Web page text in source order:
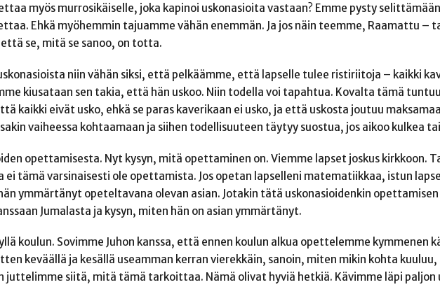
myös murrosikäiselle, joka kapinoi uskonasioita vastaan? Emme pysty
Ehkä myöhemmin tajuamme vähän enemmän. Ja jos näin teemme, Raamattu –
se, mitä se sanoo, on totta.
niin vähän siksi, että pelkäämme, että lapselle tulee ristiriitoja – kaikki
kiusataan sen takia, että hän uskoo. Niin todella voi tapahtua. Kovalta tämä
kaikki eivät usko, ehkä se paras kaverikaan ei usko, ja että uskosta joutuu
vaiheessa kohtaamaan ja siihen todellisuuteen täytyy suostua, jos aikoo kulkea
opettamisesta. Nyt kysyn, mitä opettaminen on. Viemme lapset joskus kirkkoon.
tämä varsinaisesti ole opettamista. Jos opetan lapselleni matematiikkaa, istun
ymmärtänyt opeteltavana olevan asian. Jotakin tätä uskonasioidenkin
Jumalasta ja kysyn, miten hän on asian ymmärtänyt.
koulun. Sovimme Juhon kanssa, että ennen koulun alkua opettelemme kymmenen
keväällä ja kesällä useamman kerran vierekkäin, sanoin, miten mikin kohta
juttelimme siitä, mitä tämä tarkoittaa. Nämä olivat hyviä hetkiä. Kävimme läpi paljon